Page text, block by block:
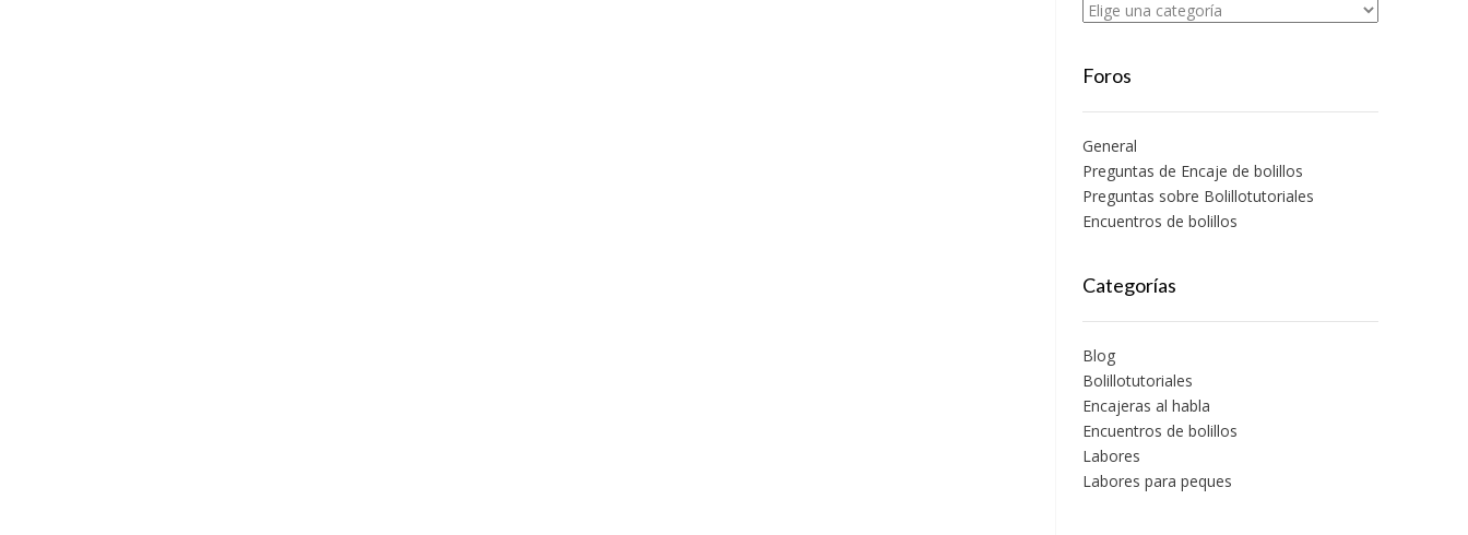
Foros
General
Preguntas de Encaje de bolillos
Preguntas sobre Bolillotutoriales
Encuentros de bolillos
Categorías
Blog
Bolillotutoriales
Encajeras al habla
Encuentros de bolillos
Labores
Labores para peques